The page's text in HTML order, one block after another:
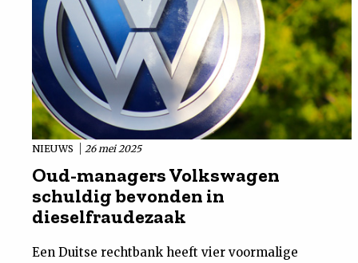
NIEUWS 26 mei 2025
Oud-managers Volkswagen
schuldig bevonden in
dieselfraudezaak
Een Duitse rechtbank heeft vier voormalige